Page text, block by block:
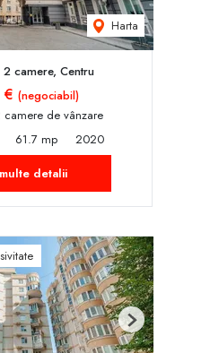
Harta
camere, Centru
(negociabil)
de vânzare
61.7 mp
2020
detalii
Next